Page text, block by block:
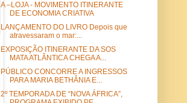
A –LOJA - MOVIMENTO ITINERANTE
DE ECONOMIA CRIATIVA
LANÇAMENTO DO LIVRO Depois que
atravessaram o mar:...
EXPOSIÇÃO ITINERANTE DA SOS
MATA ATLÂNTICA CHEGA A...
PÚBLICO CONCORRE A INGRESSOS
PARA MARIA BETHÂNIA E...
2º TEMPORADA DE “NOVA ÁFRICA”,